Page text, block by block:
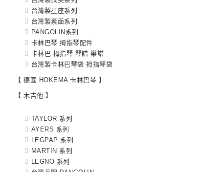
台灣製星座系列
台灣製素面系列
PANGOLIN系列
卡林巴琴 拇指琴配件
卡林巴 拇指琴 琴譜 樂譜
台灣製卡林巴琴袋 拇指琴袋
【 德國 HOKEMA 卡林巴琴 】
【 木吉他 】
TAYLOR 系列
AYERS 系列
LEGPAP 系列
MARTIN 系列
LEGNO 系列